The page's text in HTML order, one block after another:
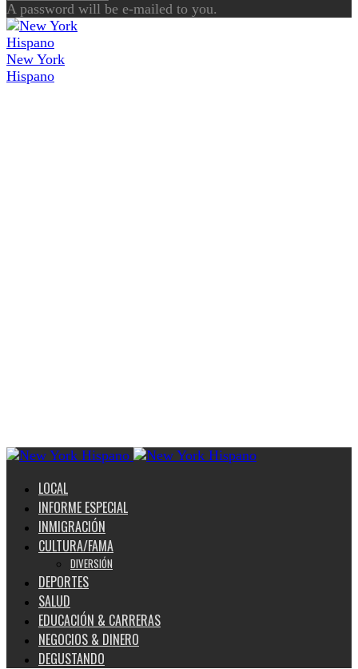
A password will be e-mailed to you.
New York
Hispano
LOCAL
INFORME ESPECIAL
INMIGRACIÓN
CULTURA/FAMA
DIVERSIÓN
DEPORTES
SALUD
EDUCACIÓN & CARRERAS
NEGOCIOS & DINERO
DEGUSTANDO